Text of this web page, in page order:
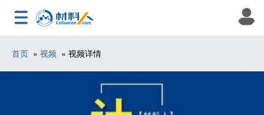
首页 » 视频 » 视频详情